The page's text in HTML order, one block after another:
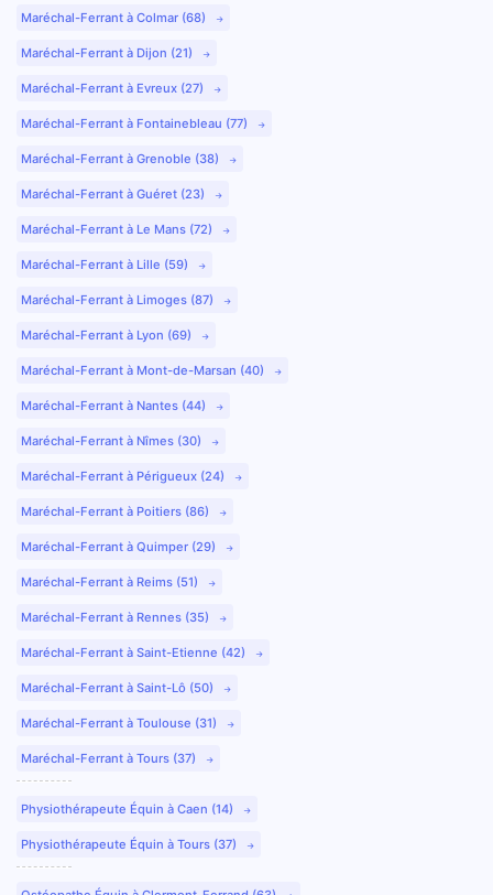
Maréchal-Ferrant à Colmar (68)
Maréchal-Ferrant à Dijon (21)
Maréchal-Ferrant à Evreux (27)
Maréchal-Ferrant à Fontainebleau (77)
Maréchal-Ferrant à Grenoble (38)
Maréchal-Ferrant à Guéret (23)
Maréchal-Ferrant à Le Mans (72)
Maréchal-Ferrant à Lille (59)
Maréchal-Ferrant à Limoges (87)
Maréchal-Ferrant à Lyon (69)
Maréchal-Ferrant à Mont-de-Marsan (40)
Maréchal-Ferrant à Nantes (44)
Maréchal-Ferrant à Nîmes (30)
Maréchal-Ferrant à Périgueux (24)
Maréchal-Ferrant à Poitiers (86)
Maréchal-Ferrant à Quimper (29)
Maréchal-Ferrant à Reims (51)
Maréchal-Ferrant à Rennes (35)
Maréchal-Ferrant à Saint-Etienne (42)
Maréchal-Ferrant à Saint-Lô (50)
Maréchal-Ferrant à Toulouse (31)
Maréchal-Ferrant à Tours (37)
Physiothérapeute Équin à Caen (14)
Physiothérapeute Équin à Tours (37)